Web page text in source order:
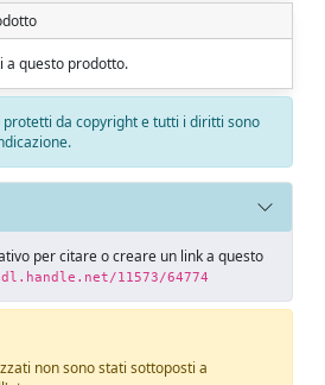
a questo prodotto.
protetti da copyright e tutti i diritti sono
per citare o creare un link a questo
11573/64774
non sono stati sottoposti a